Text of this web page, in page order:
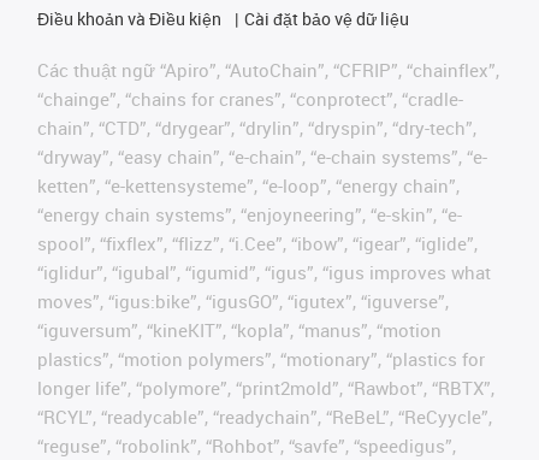
Điều khoản và Điều kiện
Cài đặt bảo vệ dữ liệu
Các thuật ngữ “Apiro”, “AutoChain”, “CFRIP”, “chainflex”,
“chainge”, “chains for cranes”, “conprotect”, “cradle-
chain”, “CTD”, “drygear”, “drylin”, “dryspin”, “dry-tech”,
“dryway”, “easy chain”, “e-chain”, “e-chain systems”, “e-
ketten”, “e-kettensysteme”, “e-loop”, “energy chain”,
“energy chain systems”, “enjoyneering”, “e-skin”, “e-
spool”, “fixflex”, “flizz”, “i.Cee”, “ibow”, “igear”, “iglide”,
“iglidur”, “igubal”, “igumid”, “igus”, “igus improves what
moves”, “igus:bike”, “igusGO”, “igutex”, “iguverse”,
“iguversum”, “kineKIT”, “kopla”, “manus”, “motion
plastics”, “motion polymers”, “motionary”, “plastics for
longer life”, “polymore”, “print2mold”, “Rawbot”, “RBTX”,
“RCYL”, “readycable”, “readychain”, “ReBeL”, “ReCyycle”,
“reguse”, “robolink”, “Rohbot”, “savfe”, “speedigus”,